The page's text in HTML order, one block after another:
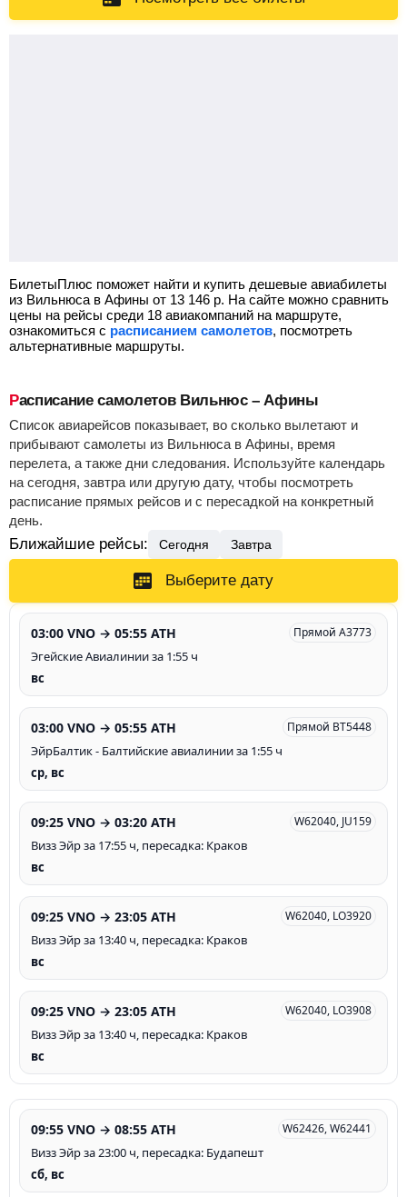
БилетыПлюс поможет найти и купить дешевые авиабилеты
из Вильнюса в Афины от 13 146 р. На сайте можно сравнить
цены на рейсы среди 18 авиакомпаний на маршруте,
ознакомиться с расписанием самолетов, посмотреть
альтернативные маршруты.
Расписание самолетов Вильнюс – Афины
Список авиарейсов показывает, во сколько вылетают и
прибывают самолеты из Вильнюса в Афины, время
перелета, а также дни следования. Используйте календарь
на сегодня, завтра или другую дату, чтобы посмотреть
расписание прямых рейсов и с пересадкой на конкретный
день.
Ближайшие рейсы: Сегодня Завтра
Выберите дату
03:00 VNO → 05:55 ATH Прямой A3773
Эгейские Авиалинии за 1:55 ч
вс
03:00 VNO → 05:55 ATH Прямой BT5448
ЭйрБалтик - Балтийские авиалинии за 1:55 ч
ср, вс
09:25 VNO → 03:20 ATH W62040, JU159
Визз Эйр за 17:55 ч, пересадка: Краков
вс
09:25 VNO → 23:05 ATH W62040, LO3920
Визз Эйр за 13:40 ч, пересадка: Краков
вс
09:25 VNO → 23:05 ATH W62040, LO3908
Визз Эйр за 13:40 ч, пересадка: Краков
вс
09:55 VNO → 08:55 ATH W62426, W62441
Визз Эйр за 23:00 ч, пересадка: Будапешт
сб, вс